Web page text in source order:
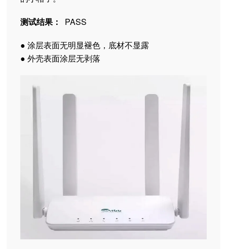
测试结果：
PASS
● 涂层表面无明显褪色，底材不显露
● 外壳表面涂层无剥落